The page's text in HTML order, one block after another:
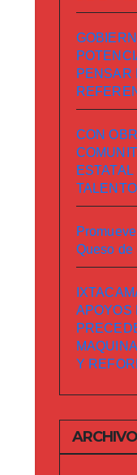
PENSAR
CON
Queso de
APOYOS
Y